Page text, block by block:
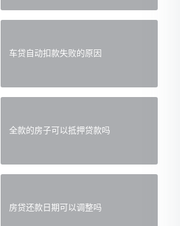
车贷自动扣款失败的原因
全款的房子可以抵押贷款吗
房贷还款日期可以调整吗